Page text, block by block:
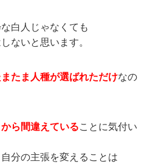
白人じゃなくても
ないと思います。
たま人種が選ばれただけなの
ら間違えていることに気付い
分の主張を変えることは